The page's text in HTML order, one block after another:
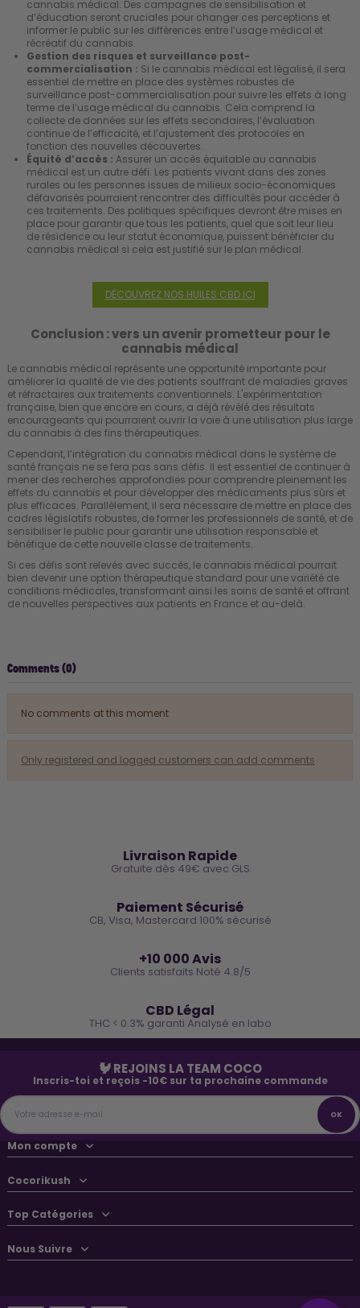
cannabis médical. Des campagnes de sensibilisation et
d’éducation seront cruciales pour changer ces perceptions et
informer le public sur les différences entre l’usage médical et
récréatif du cannabis.
Gestion des risques et surveillance post-
commercialisation : Si le cannabis médical est légalisé, il sera
essentiel de mettre en place des systèmes robustes de
surveillance post-commercialisation pour suivre les effets à long
terme de l’usage médical du cannabis. Cela comprend la
collecte de données sur les effets secondaires, l’évaluation
continue de l’efficacité, et l’ajustement des protocoles en
fonction des nouvelles découvertes.
Équité d’accès : Assurer un accès équitable au cannabis
médical est un autre défi. Les patients vivant dans des zones
rurales ou les personnes issues de milieux socio-économiques
défavorisés pourraient rencontrer des difficultés pour accéder à
ces traitements. Des politiques spécifiques devront être mises en
place pour garantir que tous les patients, quel que soit leur lieu
de résidence ou leur statut économique, puissent bénéficier du
cannabis médical si cela est justifié sur le plan médical.
DÉCOUVREZ NOS HUILES CBD ICI
Conclusion : vers un avenir prometteur pour le
cannabis médical
Le cannabis médical représente une opportunité importante pour
améliorer la qualité de vie des patients souffrant de maladies graves
et réfractaires aux traitements conventionnels. L'expérimentation
française, bien que encore en cours, a déjà révélé des résultats
encourageants qui pourraient ouvrir la voie à une utilisation plus large
du cannabis à des fins thérapeutiques.
Cependant, l’intégration du cannabis médical dans le système de
santé français ne se fera pas sans défis. Il est essentiel de continuer à
mener des recherches approfondies pour comprendre pleinement les
effets du cannabis et pour développer des médicaments plus sûrs et
plus efficaces. Parallèlement, il sera nécessaire de mettre en place des
cadres législatifs robustes, de former les professionnels de santé, et de
sensibiliser le public pour garantir une utilisation responsable et
bénéfique de cette nouvelle classe de traitements.
Si ces défis sont relevés avec succès, le cannabis médical pourrait
bien devenir une option thérapeutique standard pour une variété de
conditions médicales, transformant ainsi les soins de santé et offrant
de nouvelles perspectives aux patients en France et au-delà.
Comments (0)
No comments at this moment
Only registered and logged customers can add comments
Livraison Rapide
Gratuite dès 49€ avec GLS
Paiement Sécurisé
CB, Visa, Mastercard 100% sécurisé
+10 000 Avis
Clients satisfaits Noté 4.8/5
CBD Légal
THC < 0.3% garanti Analysé en labo
🐓 REJOINS LA TEAM COCO
Inscris-toi et reçois -10€ sur ta prochaine commande
Mon compte
Cocorikush
Top Catégories
Nous Suivre